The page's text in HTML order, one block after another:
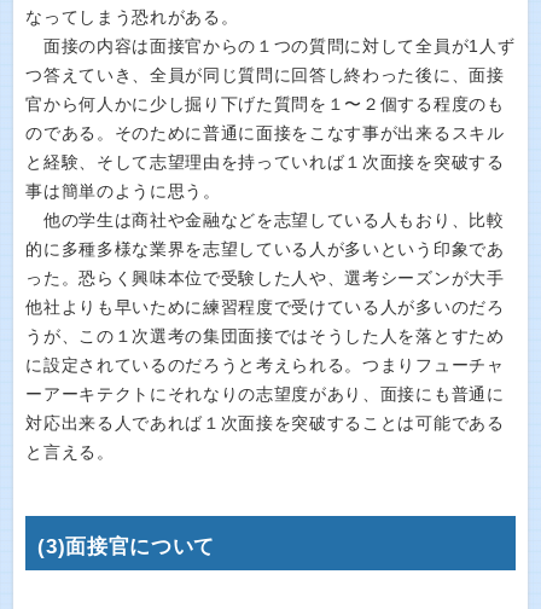
なってしまう恐れがある。
面接の内容は面接官からの１つの質問に対して全員が1人ず
つ答えていき、全員が同じ質問に回答し終わった後に、面接
官から何人かに少し掘り下げた質問を１〜２個する程度のも
のである。そのために普通に面接をこなす事が出来るスキル
と経験、そして志望理由を持っていれば１次面接を突破する
事は簡単のように思う。
他の学生は商社や金融などを志望している人もおり、比較
的に多種多様な業界を志望している人が多いという印象であ
った。恐らく興味本位で受験した人や、選考シーズンが大手
他社よりも早いために練習程度で受けている人が多いのだろ
うが、この１次選考の集団面接ではそうした人を落とすため
に設定されているのだろうと考えられる。つまりフューチャ
ーアーキテクトにそれなりの志望度があり、面接にも普通に
対応出来る人であれば１次面接を突破することは可能である
と言える。
(3)面接官について